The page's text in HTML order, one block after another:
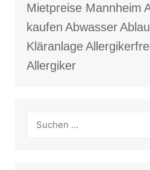
Mietpreise Mannheim
kaufen Abwasser
Kläranlage
Allergiker